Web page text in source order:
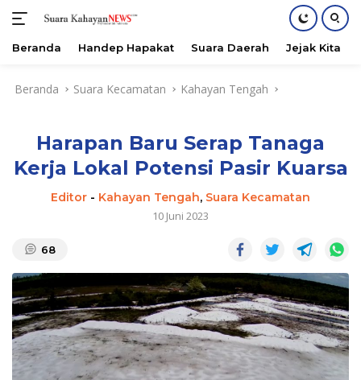
Beranda Handep Hapakat Suara Daerah Jejak Kita
Beranda Suara Kecamatan Kahayan Tengah
Harapan Baru Serap Tanaga
Kerja Lokal Potensi Pasir Kuarsa
Editor - Kahayan Tengah, Suara Kecamatan
10 Juni 2023
68